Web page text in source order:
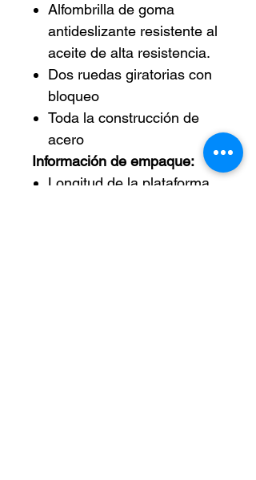
Alfombrilla de goma
antideslizante resistente al
aceite de alta resistencia.
Dos ruedas giratorias con
bloqueo
Toda la construcción de
acero
Información de empaque:
Longitud de la plataforma